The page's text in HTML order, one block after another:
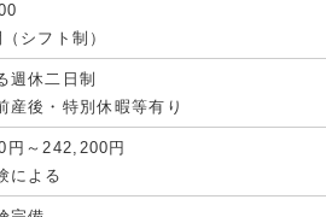
シフト制）
週休二日制
産後・特別休暇等有り
円～242,200円
による